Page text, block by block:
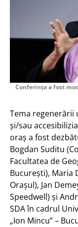
Conferința a fost
Tema regenerării
și/sau
oraș a fost
Bogdan Suditu
Facultatea de
București), Maria
Orașul), Jan
Speedwell) și
SDA în cadrul
„Ion Mincu” –